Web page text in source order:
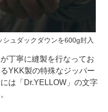
ュダックダウンを600g封入
丁寧に縫製を行なってお
YKK製の特殊なジッパー
は「Dr.YELLOW」の文字